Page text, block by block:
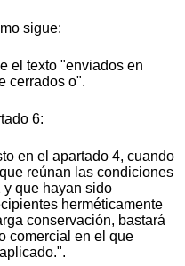
sigue:
el texto "enviados en
cerrados o".
6:
en el apartado 4, cuando
reúnan las condiciones
que hayan sido
herméticamente
conservación, bastará
comercial en el que